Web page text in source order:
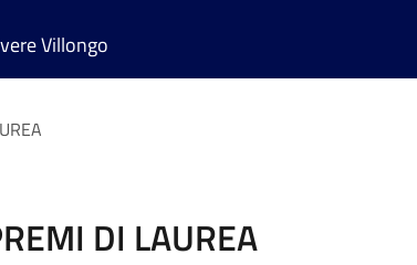
Villongo
DI LAUREA